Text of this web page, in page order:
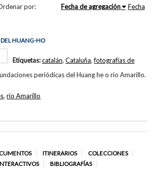
por: Fecha de agregación Fecha
HUANG-HO
periódicas del Huang he o río Amarillo.
Etiquetas:catalán, Cataluña,fotografías de
,rio Amarillo
ITINERARIOS
COLECCIONES
BIBLIOGRAFÍAS